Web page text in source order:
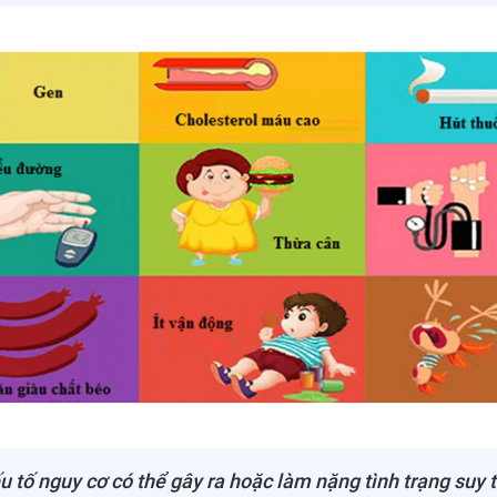
tố nguy cơ có thể gây ra hoặc làm nặng tình trạng suy